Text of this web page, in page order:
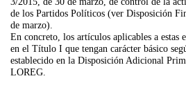
de los Partidos Políticos (ver Disposición
de marzo).
En concreto, los artículos aplicables a estas
en el Título I que tengan carácter básico
establecido en la Disposición Adicional
LOREG.